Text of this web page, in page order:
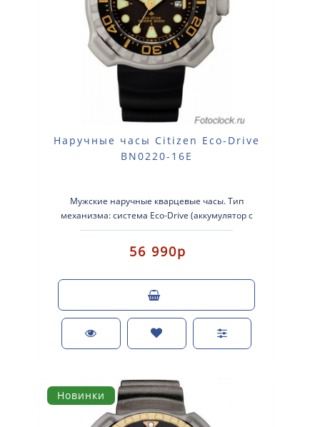
Наручные часы Citizen Eco-Drive
BN0220-16E
Мужские наручные кварцевые часы. Тип
механизма: система Eco-Drive (аккумулятор с
питанием от световой энергии). Корпус: ..
56 990р
Новинки